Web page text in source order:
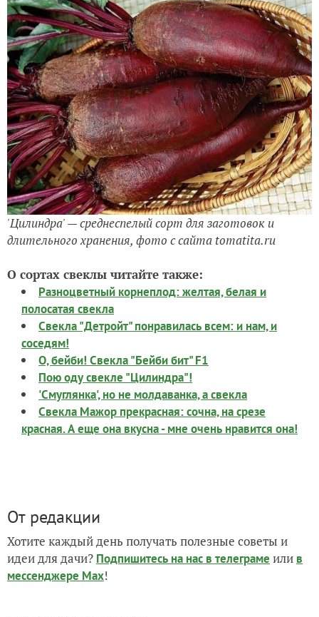
'Цилиндра' — среднеспелый сорт для заготовок и
длительного хранения, фото с сайта tomatita.ru
О сортах свеклы читайте также:
Разноцветный корнеплод: желтая, белая и
полосатая свекла
Свекла "Детройт" понравилась всем: и нам, и
соседям!
О, бейби! Свекла "Бейби бит" F1
Пою оду свекле "Цилиндра"!
'Смуглянка', но не молдаванка, а свекла
Свекла Мажор прекрасная: сочна, на срезе
красная. А еще она вкусна - мне очень нравится она!
От редакции
Хотите каждый день получать полезные советы и
идеи для дачи? Подпишитесь на нас в телеграме или в
мессенджере Max!